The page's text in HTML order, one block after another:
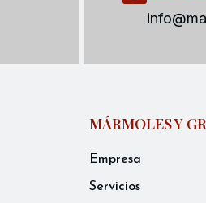
MÁRMOLES Y
Empresa
Servicios